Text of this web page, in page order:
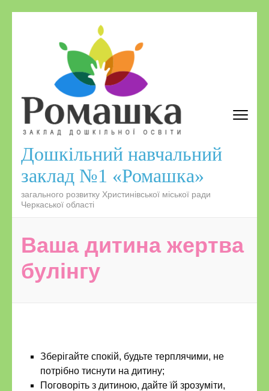
Дошкільний навчальний
заклад №1 «Ромашка»
загального розвитку Христинівської міської ради
Черкаської області
Ваша дитина жертва
булінгу
Зберігайте спокій, будьте терплячими, не
потрібно тиснути на дитину;
Поговоріть з дитиною, дайте їй зрозуміти,